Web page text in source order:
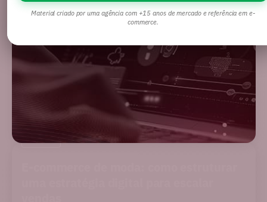
Material criado por uma agência com +15 anos de mercado e referência em e-
commerce.